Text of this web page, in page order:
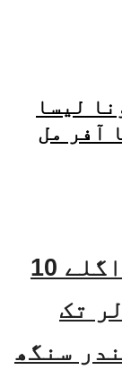
لیسا
آفر مل
بھارت کی خلائی معیشت اگلے 10
ڈالر تک
سنگھ